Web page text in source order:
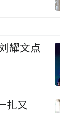
耀文点
扎又